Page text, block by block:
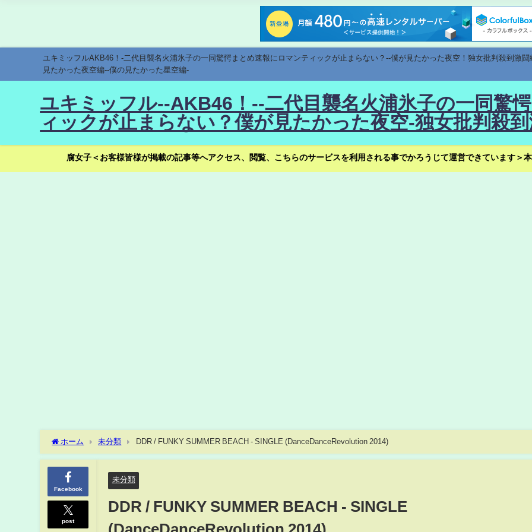
ユキミッフルAKB46！-二代目襲名火浦氷子の一同驚愕まとめ速報にロマンティックが止まらない？--僕が見たかった夜空！独女批判殺到激
見たかった夜空編--僕の見たかった星空編-
ユキミッフル--AKB46！--二代目襲名火浦氷子の一同驚
ィックが止まらない？僕が見たかった夜空-独女批判殺
腐女子＜お客様皆様が掲載の記事等へアクセス、閲覧、こちらのサービスを利用される事でかろうじて運営できています＞
ホーム 未分類 DDR / FUNKY SUMMER BEACH - SINGLE (DanceDanceRevolution 2014)
Facebook
post
未分類
DDR / FUNKY SUMMER BEACH - SINGLE
(DanceDanceRevolution 2014)